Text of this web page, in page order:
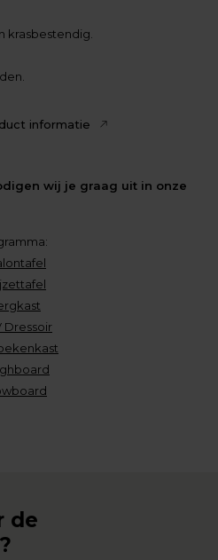
krasbestendig.
informatie
wij je graag uit in onze
Dressoir
de